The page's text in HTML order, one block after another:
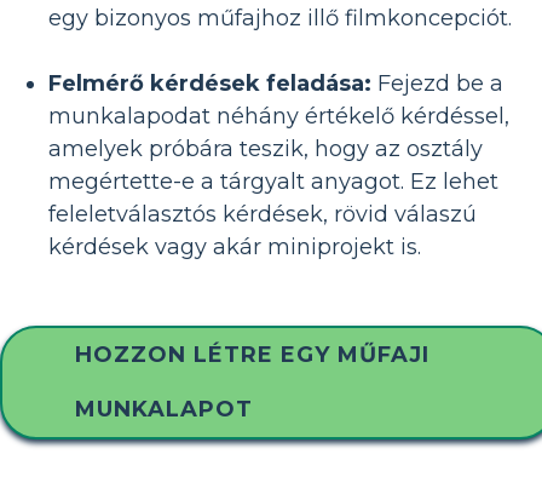
egy bizonyos műfajhoz illő filmkoncepciót.
Felmérő kérdések feladása: Fejezd be a
munkalapodat néhány értékelő kérdéssel,
amelyek próbára teszik, hogy az osztály
megértette-e a tárgyalt anyagot. Ez lehet
feleletválasztós kérdések, rövid válaszú
kérdések vagy akár miniprojekt is.
HOZZON LÉTRE EGY MŰFAJI
MUNKALAPOT